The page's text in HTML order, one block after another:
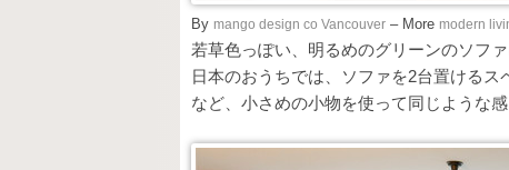
By mango design co Vancouver – More modern
若草色っぽい、明るめのグリーンのソフ
日本のおうちでは、ソファを2台置ける
など、小さめの小物を使って同じような